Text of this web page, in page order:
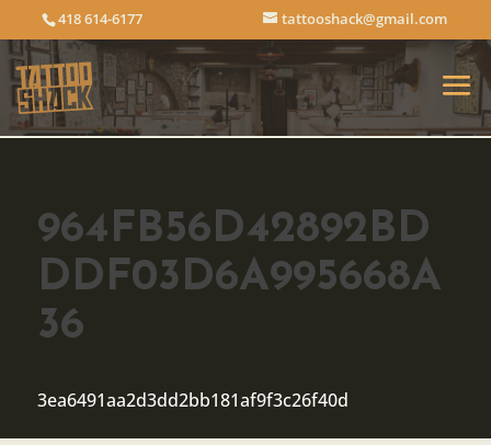
418 614-6177 tattooshack@gmail.com
964FB56D42892BD
DDF03D6A995668A
36
3ea6491aa2d3dd2bb181af9f3c26f40d